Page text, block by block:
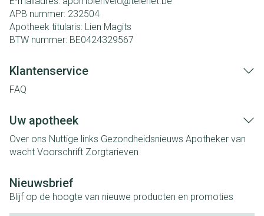
APB nummer: 232504
Apotheek titularis: Lien Magits
BTW nummer: BE0424329567
Klantenservice
FAQ
Uw apotheek
Over ons Nuttige links Gezondheidsnieuws Apotheker van
wacht Voorschrift Zorgtarieven
Nieuwsbrief
Blijf op de hoogte van nieuwe producten en promoties